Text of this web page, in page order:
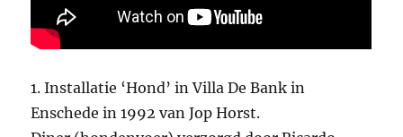
1. Installatie ‘Hond’ in Villa De Bank in
Enschede in 1992 van Jop Horst.